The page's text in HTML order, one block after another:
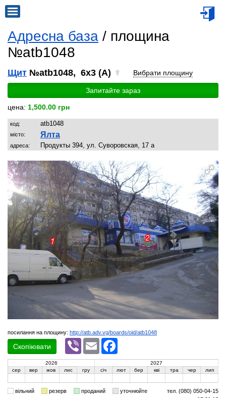
Адресна база / площина
№atb1048
Щит №atb1048, 6x3 (A) Вибрати площину
Запитайте зараз
цена: 1,500.00 грн
код: atb1048
місто: Ялта
адреса: Продукты 394, ул. Суворовская, 17 а
посилання на площину: http://atb.adv.vg/boards/oid/atb1048
Скопіювати
Viber Email
2026
2027
сер
вер жов лис гру січ лют бер кві тра чер лип
вільний резерв проданий уточнюйте
тел. (080) 050-04-15